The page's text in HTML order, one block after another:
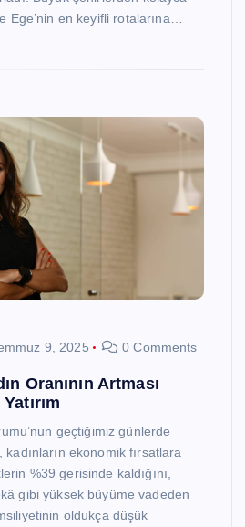
Ege’nin en keyifli rotalarına…
9, 2025 0 Comments
Oranının Artması
geçtiğimiz günlerde
kadınların ekonomik fırsatlara
%39 gerisinde kaldığını,
gibi yüksek büyüme vadeden
oldukça düşük